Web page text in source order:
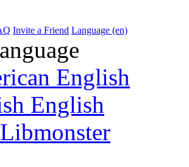
Invite a Friend Language (en)
English
English
Libmonster